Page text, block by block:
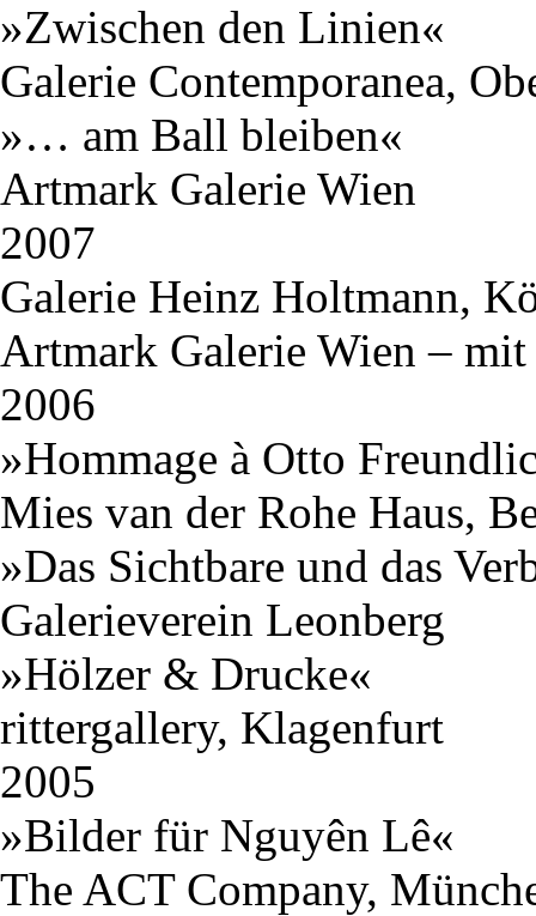
»Zwischen den Linien«
Galerie Contemporanea,
»… am Ball bleiben«
Artmark Galerie Wien
2007
Galerie Heinz Holtmann,
Artmark Galerie Wien –
2006
»Hommage à Otto
Mies van der Rohe Haus,
»Das Sichtbare und das
Galerieverein Leonberg
»Hölzer & Drucke«
rittergallery, Klagenfurt
2005
»Bilder für Nguyên Lê«
The ACT Company,